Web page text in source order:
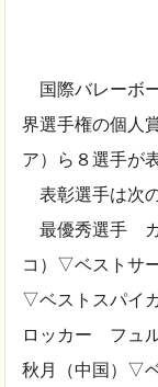
国際バレーボ
界選手権の個人
ア）ら８選手が
表彰選手は次の
最優秀選手
コ）▽ベストサ
▽ベストスパイ
ロッカー フュ
秋月（中国）▽